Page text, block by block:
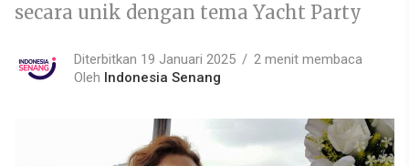
secara unik dengan tema Yacht Party
Diterbitkan 19 Januari 2025
2 menit membaca
Oleh Indonesia Senang